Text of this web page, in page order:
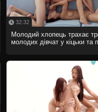
32:32
Молодий хлопець трахає
молодих дівчат у кіцьки та